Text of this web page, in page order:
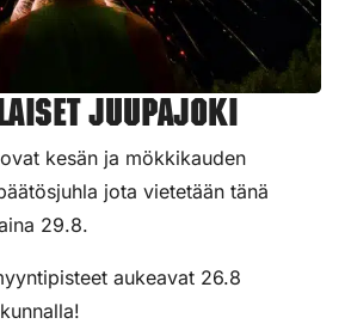
Juupajoki
kesän ja mökkikauden
jota vietetään tänä
29.8.
aukeavat 26.8